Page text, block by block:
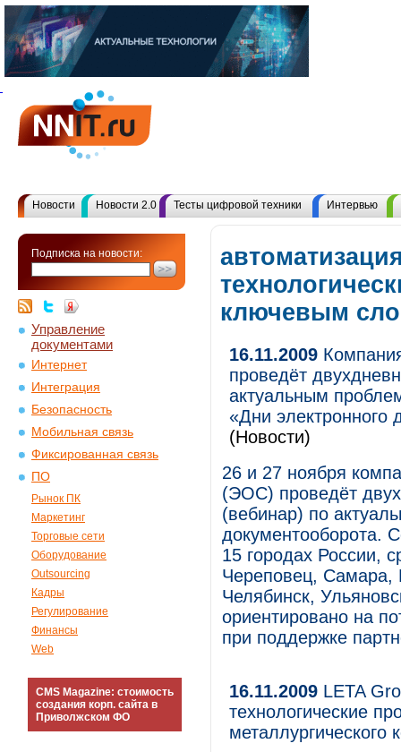
Новости Новости 2.0 Тесты цифровой техники Интервью
Подписка на новости:
Управление
документами
Интернет
Интеграция
Безопасность
Мобильная связь
Фиксированная связь
ПО
Рынок ПК
Маркетинг
Торговые сети
Оборудование
Outsourcing
Кадры
Регулирование
Финансы
Web
CMS Magazine: стоимость
создания корп. сайта в
Приволжском ФО
ключевым
16.11.2009
проведёт
актуальным
«Дни электронного
(Новости)
26 и 27 ноября
(ЭОС) проведёт
(вебинар) по
документооборота.
15 городах России,
Череповец, Самара,
Челябинск,
ориентировано на
при поддержке
16.11.2009 LETA
технологические
металлургического